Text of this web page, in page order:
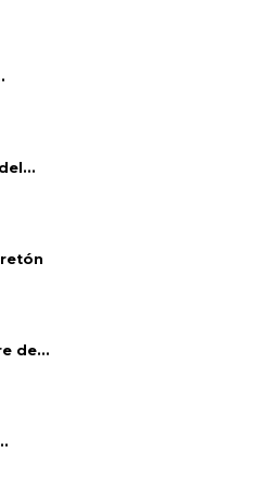
de...